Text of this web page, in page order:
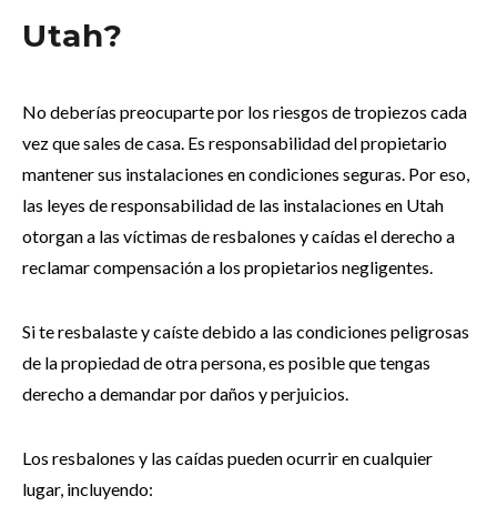
Utah?
No deberías preocuparte por los riesgos de tropiezos cada
vez que sales de casa. Es responsabilidad del propietario
mantener sus instalaciones en condiciones seguras. Por eso,
las leyes de responsabilidad de las instalaciones en Utah
otorgan a las víctimas de resbalones y caídas el derecho a
reclamar compensación a los propietarios negligentes.
Si te resbalaste y caíste debido a las condiciones peligrosas
de la propiedad de otra persona, es posible que tengas
derecho a demandar por daños y perjuicios.
Los resbalones y las caídas pueden ocurrir en cualquier
lugar, incluyendo: